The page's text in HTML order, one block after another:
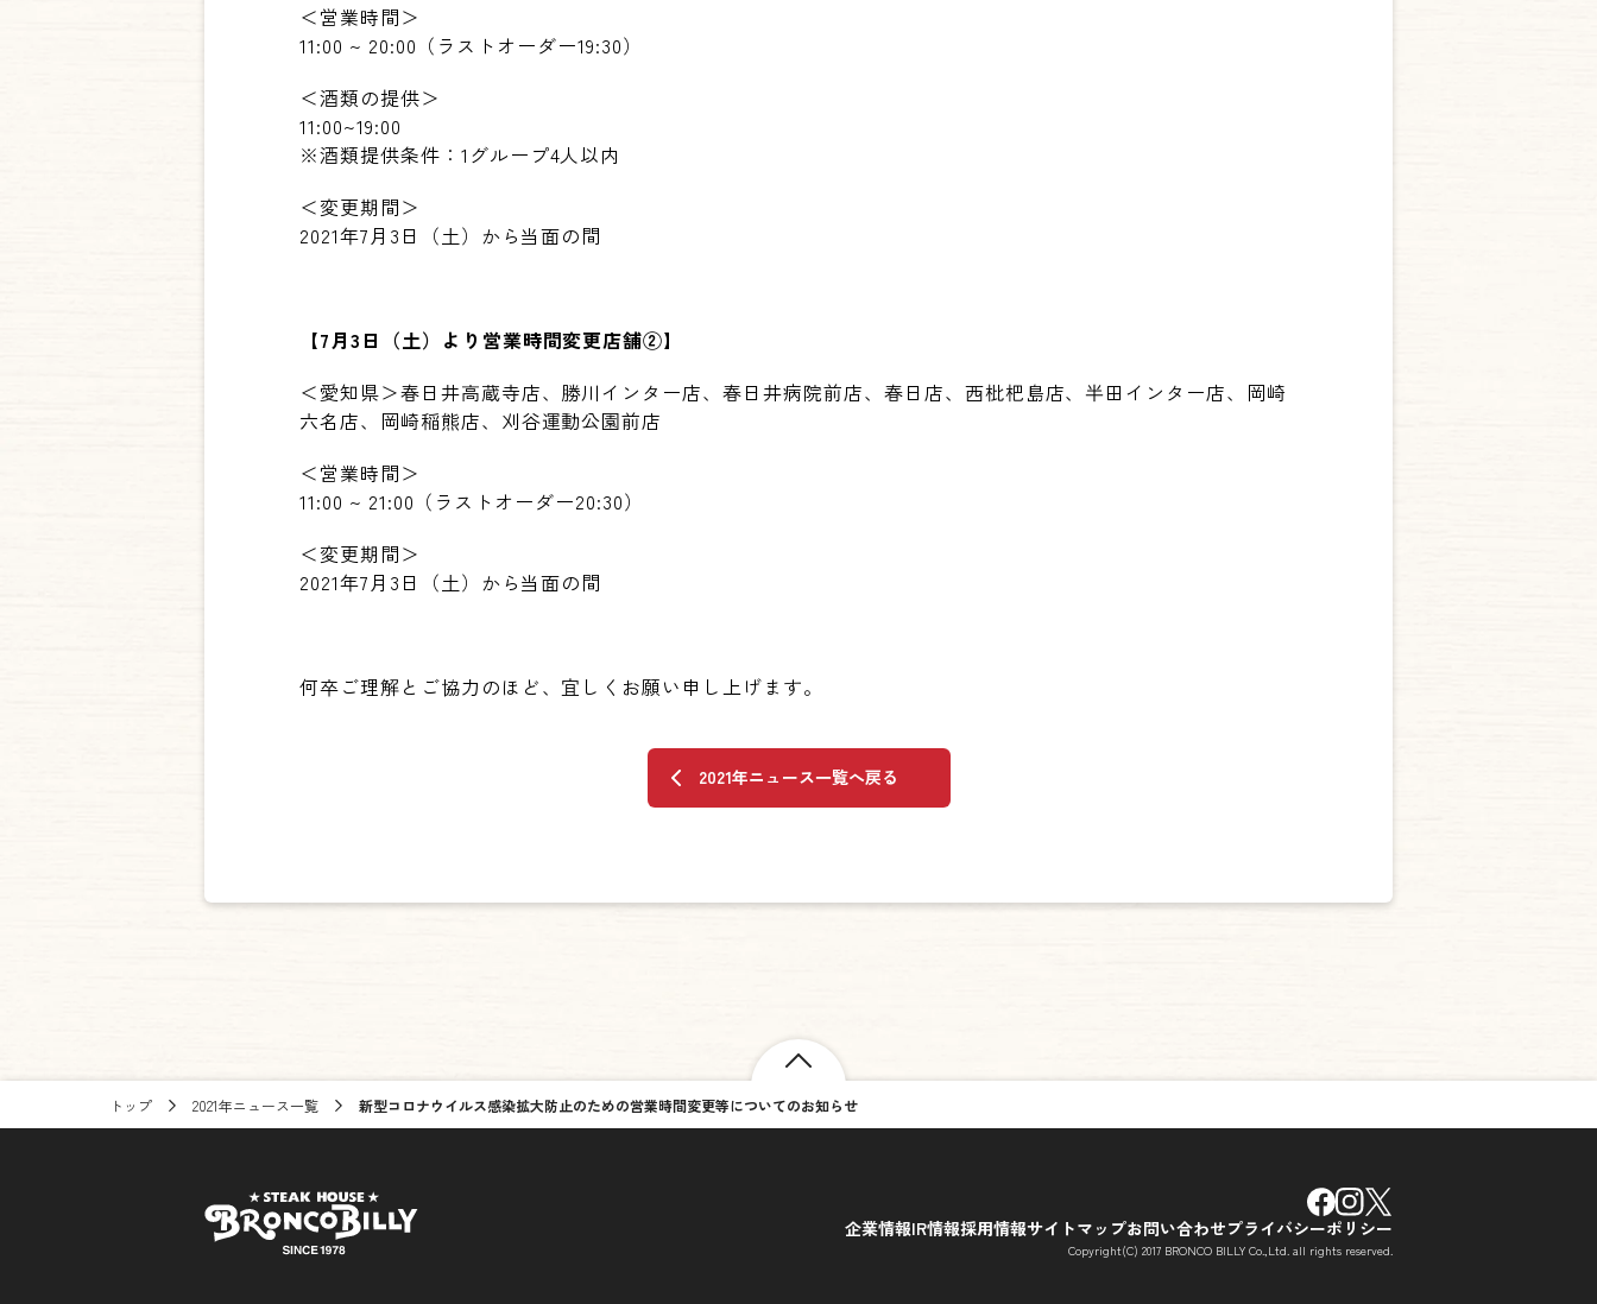
＜営業時間＞
11:00 ~ 20:00 （ラストオーダー19:30）
＜酒類の提供＞
11:00~19:00
※酒類提供条件： 1 グループ4人以内
＜変更期間＞
2021年7月 3 日（土）から当面の間
【7月3 日（土）より営業時間変更店舗②】
＜愛知県＞春日井高蔵寺店、勝川インター店、春日井病院前店、春日店、西枇杷島店、半田インター店、岡崎
六名店、岡崎稲熊店、刈谷運動公園前店
＜営業時間＞
11:00 ~ 21:00 （ラストオーダー20:30）
＜変更期間＞
2021年7月 3 日（土）から当面の間
何卒ご理解とご協力のほど、宜しくお願い申し上げます。
2021年ニュース一覧へ戻る
トップ 2021年ニュース一覧 新型コロナウイルス感染拡大防止のための営業時間変更等についてのお知らせ
企業情報IR情報採用情報サイトマップお問い合わせプライバシーポリシー
Copyright(C) 2017 BRONCO BILLY Co.,Ltd. all rights reserved.